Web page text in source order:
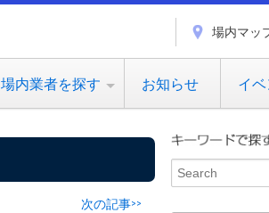
場内マッ
場内業者を探す お知らせ イ
次の記事>>